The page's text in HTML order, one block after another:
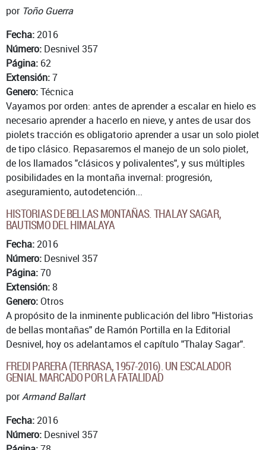
por Toño Guerra
Fecha:2016
Número: Desnivel 357
Página: 62
Extensión:7
Genero:Técnica
Vayamos por orden: antes de aprender a escalar en hielo es
necesario aprender a hacerlo en nieve, y antes de usar dos
piolets tracción es obligatorio aprender a usar un solo piolet
de tipo clásico. Repasaremos el manejo de un solo piolet,
de los llamados "clásicos y polivalentes", y sus múltiples
posibilidades en la montaña invernal: progresión,
aseguramiento, autodetención...
HISTORIAS DE BELLAS MONTAÑAS. THALAY SAGAR,
BAUTISMO DEL HIMALAYA
Fecha:2016
Número: Desnivel 357
Página:70
Extensión:8
Genero:Otros
A propósito de la inminente publicación del libro "Historias
de bellas montañas" de Ramón Portilla en la Editorial
Desnivel, hoy os adelantamos el capítulo "Thalay Sagar".
FREDI PARERA (TERRASA, 1957-2016). UN ESCALADOR
GENIAL MARCADO POR LA FATALIDAD
porArmand Ballart
Fecha:2016
Número: Desnivel 357